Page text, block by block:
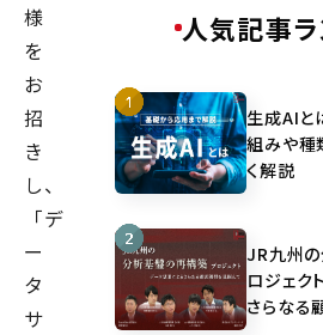
様
を
お
招
き
し、
「デ
ー
タ
サ
人気記事
生成AIと
組みや種
く解説
JR九州
ロジェク
さらなる